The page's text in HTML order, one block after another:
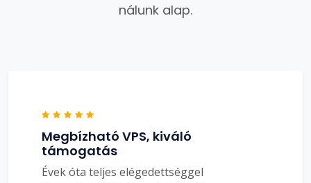
nálunk alap.
Megbízható VPS, kiváló
támogatás
Évek óta teljes elégedettséggel